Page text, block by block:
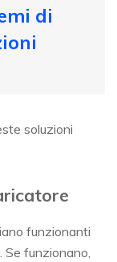
di
soluzioni
funzionanti
Se funzionano,